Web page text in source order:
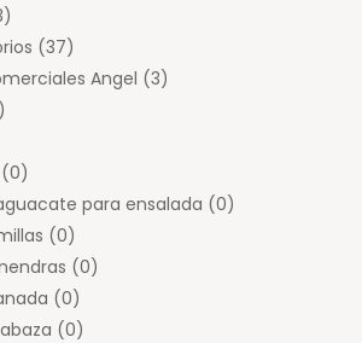
(37)
Angel (3)
(0)
para ensalada (0)
(0)
(0)
(0)
(0)